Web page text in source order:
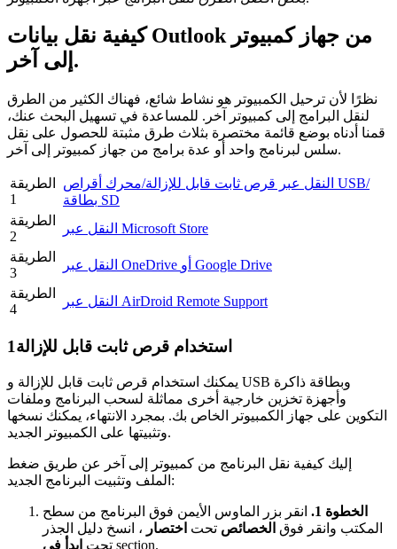
كيفية نقل بيانات Outlook من جهاز كمبيوتر
إلى آخر.
نظرًا لأن ترحيل الكمبيوتر هو نشاط شائع، فهناك الكثير من الطرق
لنقل البرامج إلى كمبيوتر آخر. للمساعدة في تسهيل البحث عنك،
قمنا أدناه بوضع قائمة مختصرة بثلاث طرق مثبتة للحصول على نقل
سلس لبرنامج واحد أو عدة برامج من جهاز كمبيوتر إلى آخر.
الطريقة
1
النقل عبر قرص ثابت قابل للإزالة/محرك أقراص USB/
بطاقة SD
الطريقة
2
النقل عبر Microsoft Store
الطريقة
3
النقل عبر OneDrive أو Google Drive
الطريقة
4
النقل عبر AirDroid Remote Support
1استخدام قرص ثابت قابل للإزالة
يمكنك استخدام قرص ثابت قابل للإزالة و USB وبطاقة ذاكرة
وأجهزة تخزين خارجية أخرى مماثلة لسحب البرنامج وملفات
التكوين على جهاز الكمبيوتر الخاص بك. بمجرد الانتهاء، يمكنك نسخها
وتثبيتها على الكمبيوتر الجديد.
إليك كيفية نقل البرنامج من كمبيوتر إلى آخر عن طريق ضغط
الملف وتثبيت البرنامج الجديد:
الخطوة 1.
انقر بزر الماوس الأيمن فوق البرنامج من سطح
المكتب وانقر فوق الخصائص تحت اختصار ، انسخ دليل الجذر
تحت ابدأ في section.